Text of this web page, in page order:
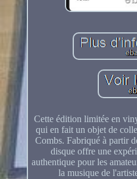
Cette édition limitée en
qui en fait un objet de
Combs. Fabriqué à partir
disque offre une
authentique pour les
la musique de